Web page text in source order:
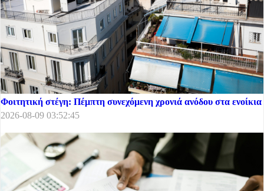
Φοιτητική στέγη: Πέμπτη συνεχόμενη χρονιά ανόδου στα ενοίκια
2026-08-09 03:52:45